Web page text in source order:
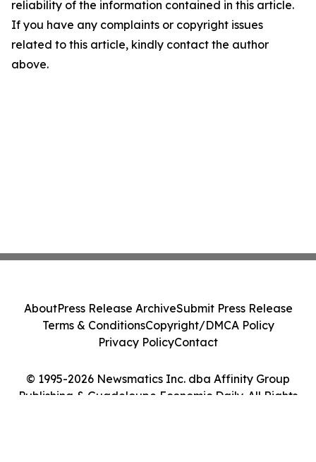
reliability of the information contained in this article.
If you have any complaints or copyright issues
related to this article, kindly contact the author
above.
© 1995-2026 Newsmatics Inc. dba Affinity Group
Publishing & Guadeloupe Economic Daily. All Rights
AboutPress Release ArchiveSubmit Press Release
Terms & ConditionsCopyright/DMCA Policy
Privacy PolicyContact